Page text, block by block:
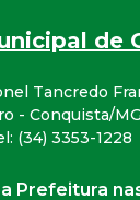
de
Tancredo
- Conquista/MG
(34) 3353-1228
Prefeitura